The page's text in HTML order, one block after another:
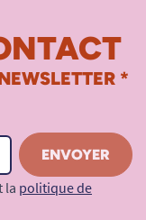
*
la politique de